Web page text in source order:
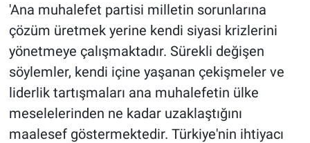
'Ana muhalefet partisi milletin sorunlarına
çözüm üretmek yerine kendi siyasi krizlerini
yönetmeye çalışmaktadır. Sürekli değişen
söylemler, kendi içine yaşanan çekişmeler ve
liderlik tartışmaları ana muhalefetin ülke
meselelerinden ne kadar uzaklaştığını
maalesef göstermektedir. Türkiye'nin ihtiyacı